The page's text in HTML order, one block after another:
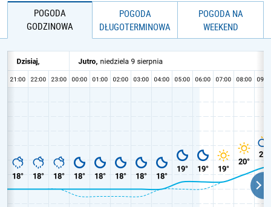
POGODA
GODZINOWA
POGODA
DŁUGOTERMINOWA
POGODA NA
WEEKEND